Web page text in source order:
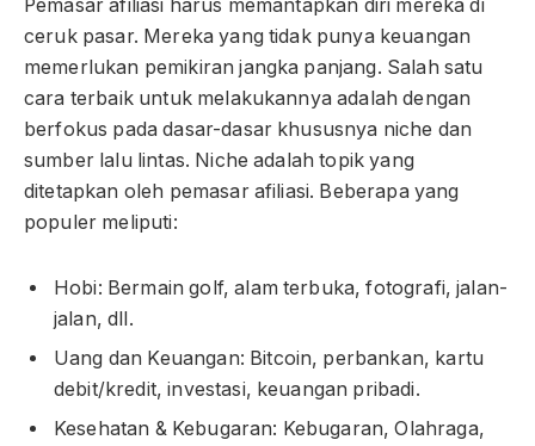
Pemasar afiliasi harus memantapkan diri mereka di
ceruk pasar. Mereka yang tidak punya keuangan
memerlukan pemikiran jangka panjang. Salah satu
cara terbaik untuk melakukannya adalah dengan
berfokus pada dasar-dasar khususnya niche dan
sumber lalu lintas. Niche adalah topik yang
ditetapkan oleh pemasar afiliasi. Beberapa yang
populer meliputi:
Hobi: Bermain golf, alam terbuka, fotografi, jalan-
jalan, dll.
Uang dan Keuangan: Bitcoin, perbankan, kartu
debit/kredit, investasi, keuangan pribadi.
Kesehatan & Kebugaran: Kebugaran, Olahraga,